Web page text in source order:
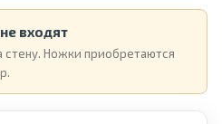
входят
стену. Ножки приобретаются